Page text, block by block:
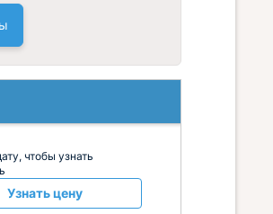
чтобы узнать
Узнать цену